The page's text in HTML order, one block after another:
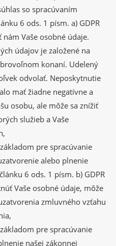
so spracúvaním
6 ods. 1 písm. a) GDPR
Vaše osobné údaje.
údajov je založené na
konaní. Udelený
odvolať. Neposkytnutie
mať žiadne negatívne a
osobu, ale môže sa znížiť
služieb a Vaše
pre spracúvanie
alebo plnenie
6 ods. 1 písm. b) GDPR
Vaše osobné údaje, môže
zmluvného vzťahu
pre spracúvanie
našej zákonnej